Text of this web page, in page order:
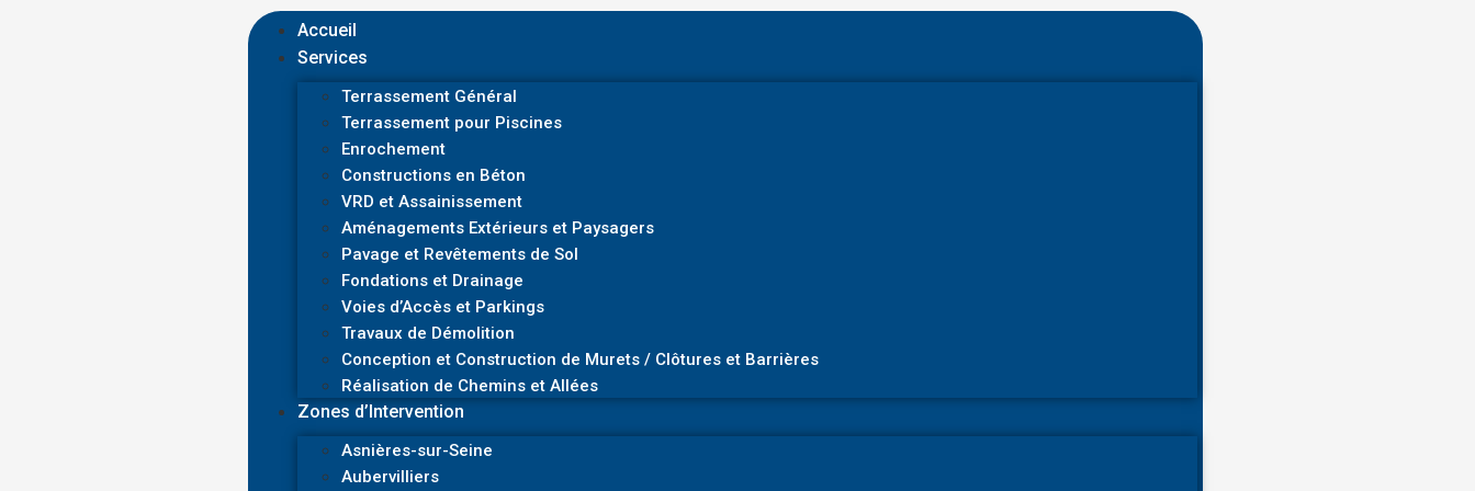
Accueil
Services
Terrassement Général
Terrassement pour Piscines
Enrochement
Constructions en Béton
VRD et Assainissement
Aménagements Extérieurs et Paysagers
Pavage et Revêtements de Sol
Fondations et Drainage
Voies d’Accès et Parkings
Travaux de Démolition
Conception et Construction de Murets / Clôtures et Barrières
Réalisation de Chemins et Allées
Zones d’Intervention
Asnières-sur-Seine
Aubervilliers